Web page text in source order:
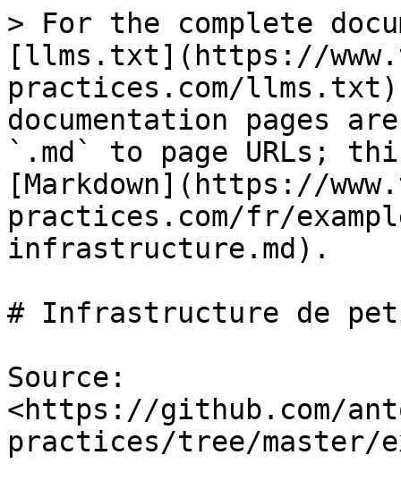
> For the complete
[llms.txt](https://
practices.com/
documentation pages
`.md` to page URLs;
[Markdown](https://
practices.com/fr/
infrastructure.md).
# Infrastructure de
Source:
<https://github.com/
practices/tree/master/